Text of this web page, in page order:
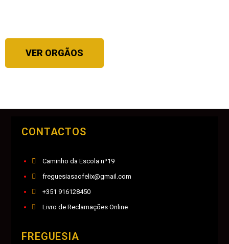
VER ORGÃOS
CONTACTOS
Caminho da Escola nº19
freguesiasaofelix@gmail.com
+351 916128450
Livro de Reclamações Online
FREGUESIA